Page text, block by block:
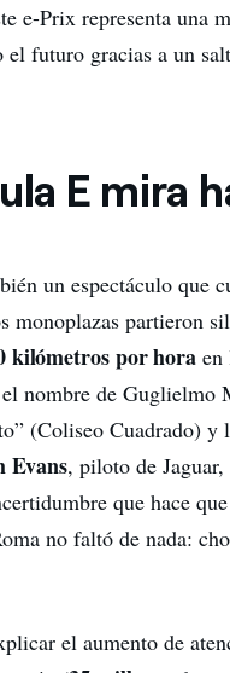
e-Prix representa una
el futuro gracias a un
E mira
un espectáculo que
monoplazas partieron
kilómetros por hora en
nombre de
(Coliseo Cuadrado)
Evans, piloto de
que hace
no faltó de nada:
el aumento de